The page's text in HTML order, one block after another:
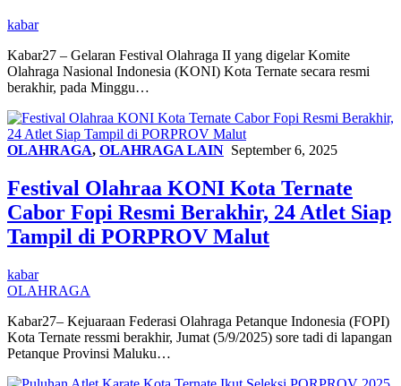
kabar
Kabar27 – Gelaran Festival Olahraga II yang digelar Komite
Olahraga Nasional Indonesia (KONI) Kota Ternate secara resmi
berakhir, pada Minggu…
OLAHRAGA, OLAHRAGA LAIN September 6, 2025
Festival Olahraa KONI Kota Ternate
Cabor Fopi Resmi Berakhir, 24 Atlet Siap
Tampil di PORPROV Malut
kabar
OLAHRAGA
Kabar27– Kejuaraan Federasi Olahraga Petanque Indonesia (FOPI)
Kota Ternate ressmi berakhir, Jumat (5/9/2025) sore tadi di lapangan
Petanque Provinsi Maluku…